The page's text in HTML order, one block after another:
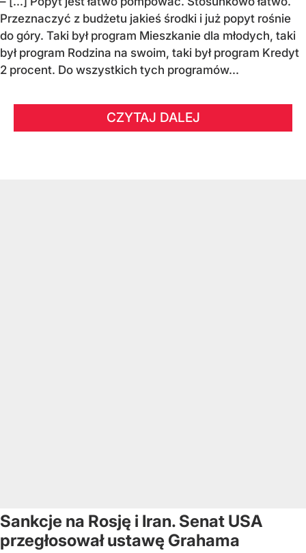
Przeznaczyć z budżetu jakieś środki i już popyt rośnie
do góry. Taki był program Mieszkanie dla młodych, taki
był program Rodzina na swoim, taki był program Kredyt
2 procent. Do wszystkich tych programów...
CZYTAJ DALEJ
Sankcje na Rosję i Iran. Senat USA
przegłosował ustawę Grahama